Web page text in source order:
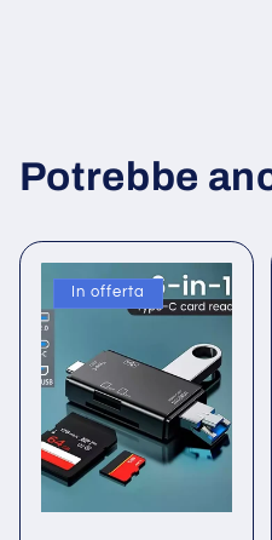
Potrebbe
In offerta